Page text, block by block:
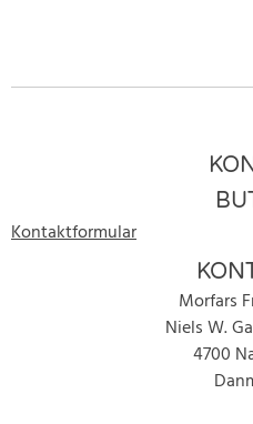
Kontaktformular
Morfars
Niels W.
4700